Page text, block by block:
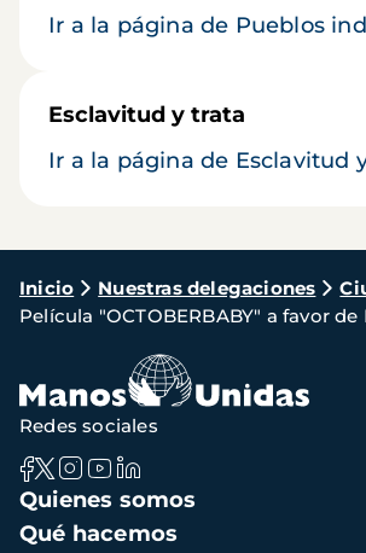
Ir a la página de Pueblos
Esclavitud y trata
Ir a la página de Esclavitud
Ruta
de
navegación
Inicio Nuestras delegaciones
Película "OCTOBERBABY" a favor
Navegación
principal
Quienes somos
Qué hacemos
Redes sociales